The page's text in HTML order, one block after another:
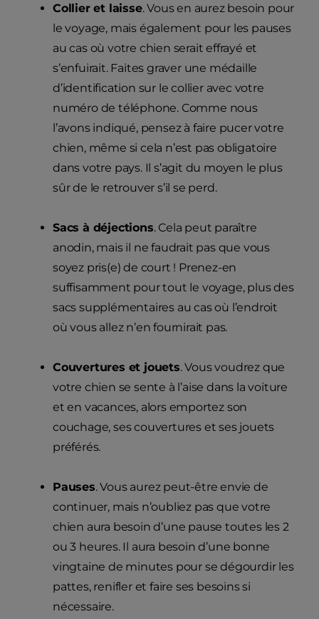
Collier et laisse. Vous en aurez besoin pour
le voyage, mais également pour les pauses
au cas où votre chien serait effrayé et
s’enfuirait. Faites graver une médaille
d’identification sur le collier avec votre
numéro de téléphone. Comme nous
l’avons indiqué, pensez à faire pucer votre
chien, même si cela n’est pas obligatoire
dans votre pays. Il s’agit du moyen le plus
sûr de le retrouver s’il se perd.
Sacs à déjections. Cela peut paraître
anodin, mais il ne faudrait pas que vous
soyez pris(e) de court ! Prenez-en
suffisamment pour tout le voyage, plus des
sacs supplémentaires au cas où l’endroit
où vous allez n’en fournirait pas.
Couvertures et jouets. Vous voudrez que
votre chien se sente à l’aise dans la voiture
et en vacances, alors emportez son
couchage, ses couvertures et ses jouets
préférés.
Pauses. Vous aurez peut-être envie de
continuer, mais n’oubliez pas que votre
chien aura besoin d’une pause toutes les 2
ou 3 heures. Il aura besoin d’une bonne
vingtaine de minutes pour se dégourdir les
pattes, renifler et faire ses besoins si
nécessaire.